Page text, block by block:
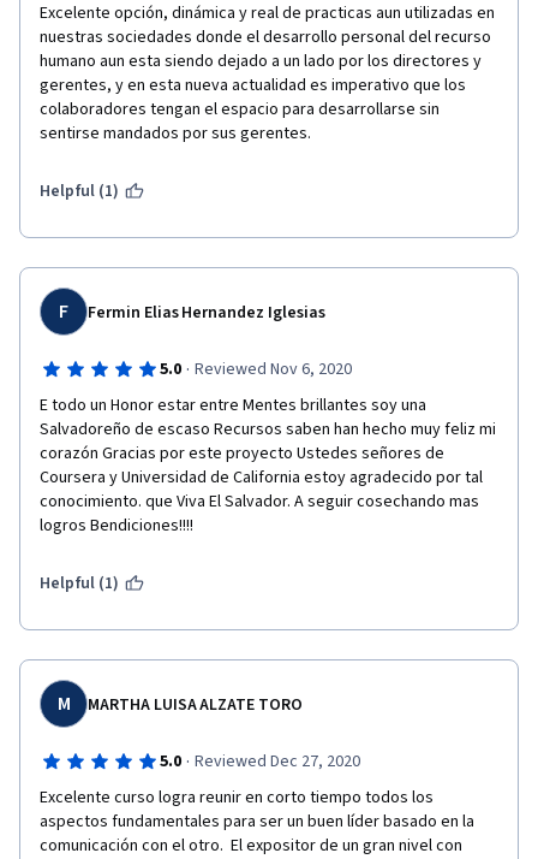
Excelente opción, dinámica y real de practicas aun utilizadas en
nuestras sociedades donde el desarrollo personal del recurso
humano aun esta siendo dejado a un lado por los directores y
gerentes, y en esta nueva actualidad es imperativo que los
colaboradores tengan el espacio para desarrollarse sin
sentirse mandados por sus gerentes.
Helpful (1)
F Fermin Elias Hernandez Iglesias
5.0 · Reviewed Nov 6, 2020
E todo un Honor estar entre Mentes brillantes soy una
Salvadoreño de escaso Recursos saben han hecho muy feliz mi
corazón Gracias por este proyecto Ustedes señores de
Coursera y Universidad de California estoy agradecido por tal
conocimiento. que Viva El Salvador. A seguir cosechando mas
logros Bendiciones!!!!
Helpful (1)
M MARTHA LUISA ALZATE TORO
5.0 · Reviewed Dec 27, 2020
Excelente curso logra reunir en corto tiempo todos los
aspectos fundamentales para ser un buen líder basado en la
comunicación con el otro.  El expositor de un gran nivel con